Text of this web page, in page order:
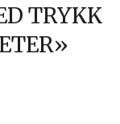
TRYKK